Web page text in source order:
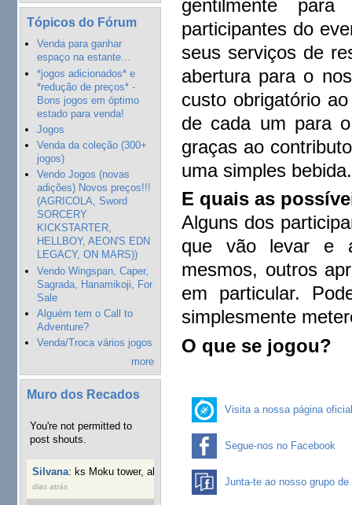
Tópicos do Fórum
Venda para ganhar
espaço na estante...
*jogos adicionados* e
*redução de preços* -
Bons jogos em óptimo
estado para venda!
Jogos
Venda da coleção (300+
jogos)
Vendo Jogos (novas
adições) Novos preços!!!
(AGRICOLA, Sword
SORCERY
KICKSTARTER,
HELLBOY, AEON'S EDN
LEGACY, ON MARS))
Vendo Wingspan, Caper,
Sagrada, Hanamikoji, For
Sale
Alguém tem o Call to
Adventure?
Venda/Troca vários jogos
more
Muro dos Recados
You're not permitted to
post shouts.
Silvana: ks Moku tower, alguém interessado?
dias atrás
gentilmente
participantes do
seus serviços de
abertura para o
custo obrigatório
de cada um para
graças ao
uma simples bebida.
E quais as
Alguns dos
que vão levar e
mesmos, outros
em particular.
simplesmente
O que se jogou?
Visita a nossa página
Segue-nos no Facebook
Junta-te ao nosso grupo